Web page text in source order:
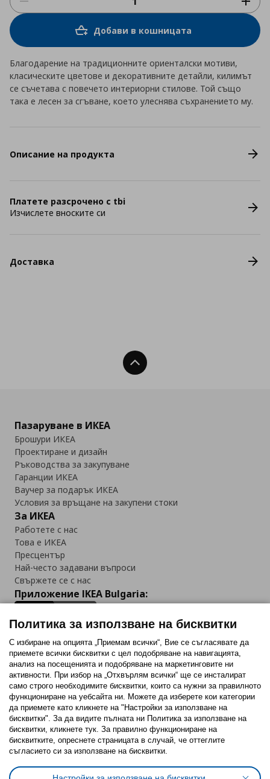
Добави в кошницата
Благодарение на традиционните ориенталски мотиви,
класическите цветове и декоративните детайли, килимът
се съчетава с повечето интериорни стилове. Той също
така е лесен за сгъване, което улеснява съхранението му.
Описание на продукта
Платете разсрочено с tbi
Изчислете вноските си
Доставка
Нагоре
Пазаруване в ИКЕА
Брошури ИКЕА
Проектиране и дизайн
Ръководства за закупуване
Гаранции ИКЕА
Ваучер за подарък ИКЕА
Условия за връщане на закупени стоки
За ИКЕА
Работете с нас
Това е ИКЕА
Пресцентър
Най-често задавани въпроси
Свържете се с нас
Приложение IKEA Bulgaria:
Последвайте ни:
FacebookTwitterYoutubePinterestInstagram
Политика за използване на бисквитки (Cookies)
Избор на настройки за използване на бисквитки
Политика за използване на бисквитки
С избиране на опцията „Приемам всички“, Вие се съгласявате да
приемете всички бисквитки с цел подобряване на навигацията,
анализ на посещенията и подобряване на маркетинговите ни
активности. При избор на „Отхвърлям всички“ ще се инсталират
само строго необходимитe бисквитки, които са нужни за правилното
функциониране на уебсайта ни. Можете да изберете кои категории
да приемете като кликнете на "Настройки за използване на
бисквитки". За да видите пълната ни Политика за използване на
бисквитки, кликнете тук. За правилно функциониране на
бисквитките, опреснете страницата в случай, че оттеглите
съгласието си за използване на бисквитки.